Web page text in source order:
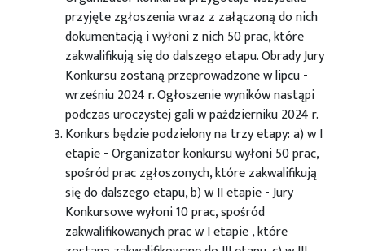
przyjęte zgłoszenia wraz z załączoną do nich
dokumentacją i wyłoni z nich 50 prac, które
zakwalifikują się do dalszego etapu. Obrady Jury
Konkursu zostaną przeprowadzone w lipcu -
wrześniu 2024 r. Ogłoszenie wyników nastąpi
podczas uroczystej gali w październiku 2024 r.
Konkurs będzie podzielony na trzy etapy: a) w I
etapie - Organizator konkursu wyłoni 50 prac,
spośród prac zgłoszonych, które zakwalifikują
się do dalszego etapu, b) w II etapie - Jury
Konkursowe wyłoni 10 prac, spośród
zakwalifikowanych prac w I etapie , które